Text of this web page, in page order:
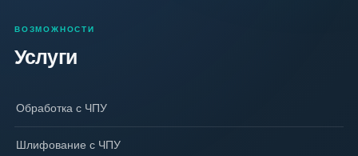
ВОЗМОЖНОСТИ
Услуги
Обработка с ЧПУ
Шлифование с ЧПУ